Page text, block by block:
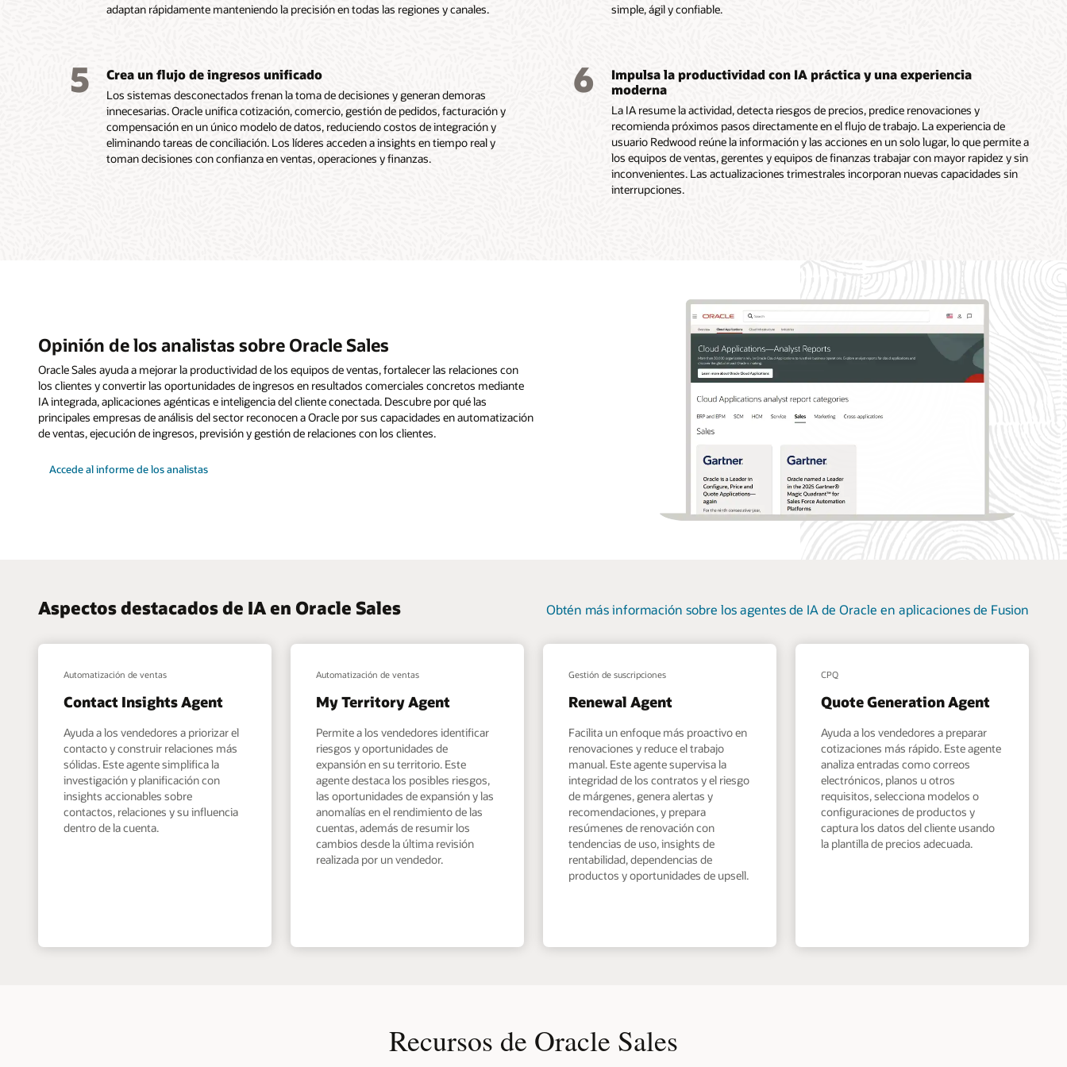
adaptan rápidamente manteniendo la precisión en todas las regiones y canales.
simple, ágil y confiable.
5 Crea un flujo de ingresos unificado
Los sistemas desconectados frenan la toma de decisiones y generan demoras
innecesarias. Oracle unifica cotización, comercio, gestión de pedidos, facturación y
compensación en un único modelo de datos, reduciendo costos de integración y
eliminando tareas de conciliación. Los líderes acceden a insights en tiempo real y
toman decisiones con confianza en ventas, operaciones y finanzas.
6
Impulsa la productividad con IA práctica y una experiencia
moderna
La IA resume la actividad, detecta riesgos de precios, predice renovaciones y
recomienda próximos pasos directamente en el flujo de trabajo. La experiencia de
usuario Redwood reúne la información y las acciones en un solo lugar, lo que permite a
los equipos de ventas, gerentes y equipos de finanzas trabajar con mayor rapidez y sin
inconvenientes. Las actualizaciones trimestrales incorporan nuevas capacidades sin
interrupciones.
Opinión de los analistas sobre Oracle Sales
Oracle Sales ayuda a mejorar la productividad de los equipos de ventas, fortalecer las relaciones con
los clientes y convertir las oportunidades de ingresos en resultados comerciales concretos mediante
IA integrada, aplicaciones agénticas e inteligencia del cliente conectada. Descubre por qué las
principales empresas de análisis del sector reconocen a Oracle por sus capacidades en automatización
de ventas, ejecución de ingresos, previsión y gestión de relaciones con los clientes.
Accede al informe de los analistas
Aspectos destacados de IA en Oracle Sales Obtén más información sobre los agentes de IA de Oracle en aplicaciones de Fusion
Automatización de ventas
Contact Insights Agent
Ayuda a los vendedores a priorizar el
contacto y construir relaciones más
sólidas. Este agente simplifica la
investigación y planificación con
insights accionables sobre
contactos, relaciones y su influencia
dentro de la cuenta.
Automatización de ventas
My Territory Agent
Permite a los vendedores identificar
riesgos y oportunidades de
expansión en su territorio. Este
agente destaca los posibles riesgos,
las oportunidades de expansión y las
anomalías en el rendimiento de las
cuentas, además de resumir los
cambios desde la última revisión
realizada por un vendedor.
Gestión de suscripciones
Renewal Agent
Facilita un enfoque más proactivo en
renovaciones y reduce el trabajo
manual. Este agente supervisa la
integridad de los contratos y el riesgo
de márgenes, genera alertas y
recomendaciones, y prepara
resúmenes de renovación con
tendencias de uso, insights de
rentabilidad, dependencias de
productos y oportunidades de upsell.
CPQ
Quote Generation Agent
Ayuda a los vendedores a preparar
cotizaciones más rápido. Este agente
analiza entradas como correos
electrónicos, planos u otros
requisitos, selecciona modelos o
configuraciones de productos y
captura los datos del cliente usando
la plantilla de precios adecuada.
Recursos de Oracle Sales